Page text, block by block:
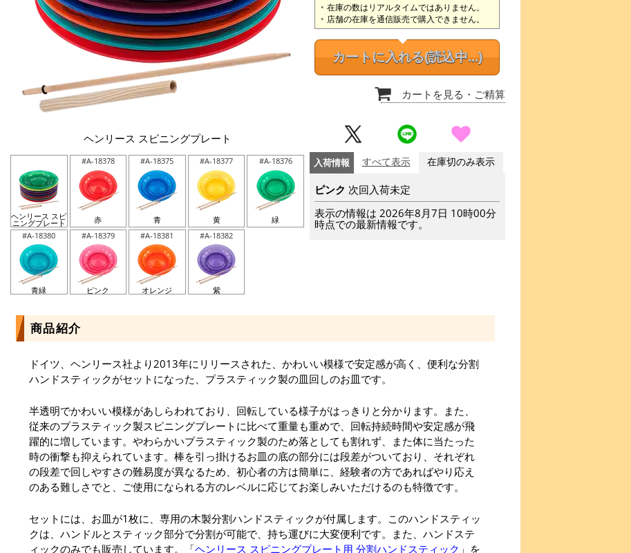
ヘンリース スピニングプレート
ヘンリース スピ
ニングプレート
#A-18378
赤
#A-18375
青
#A-18377
黄
#A-18376
緑
#A-18380
青緑
#A-18379
ピンク
#A-18381
オレンジ
#A-18382
紫
在庫の数はリアルタイムではありません。
店舗の在庫を通信販売で購入できません。
カートに入れる(読込中...)
カートを見る ・ご精算
入荷情報 すべて表示 在庫切のみ表示
ピンク 次回入荷未定
表示の情報は 2026年8月7日 10時00分
時点での最新情報です。
商品紹介
ドイツ、ヘンリース社より2013年にリリースされた、かわいい模様で安定感が高く、便利な分割
ハンドスティックがセットになった、プラスティック製の皿回しのお皿です。
半透明でかわいい模様があしらわれており、回転している様子がはっきりと分かります。また、
従来のプラスティック製スピニングプレートに比べて重量も重めで、回転持続時間や安定感が飛
躍的に増しています。やわらかいプラスティック製のため落としても割れず、また体に当たった
時の衝撃も抑えられています。棒を引っ掛けるお皿の底の部分には段差がついており、それぞれ
の段差で回しやすさの難易度が異なるため、初心者の方は簡単に、経験者の方であればやり応え
のある難しさでと、ご使用になられる方のレベルに応じてお楽しみいただけるのも特徴です。
セットには、お皿が1枚に、専用の木製分割ハンドスティックが付属します。このハンドスティッ
クは、ハンドルとスティック部分で分割が可能で、持ち運びに大変便利です。また、ハンドステ
ィックのみでも販売しています。「ヘンリース スピニングプレート用 分割ハンドスティック 」を